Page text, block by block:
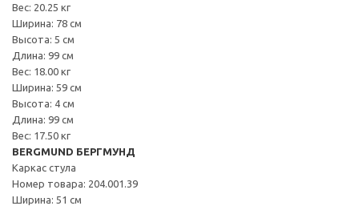
Вес: 20.25 кг
Ширина: 78 см
Высота: 5 см
Длина: 99 см
Вес: 18.00 кг
Ширина: 59 см
Высота: 4 см
Длина: 99 см
Вес: 17.50 кг
BERGMUND БЕРГМУНД
Каркас стула
Номер товара: 204.001.39
Ширина: 51 см